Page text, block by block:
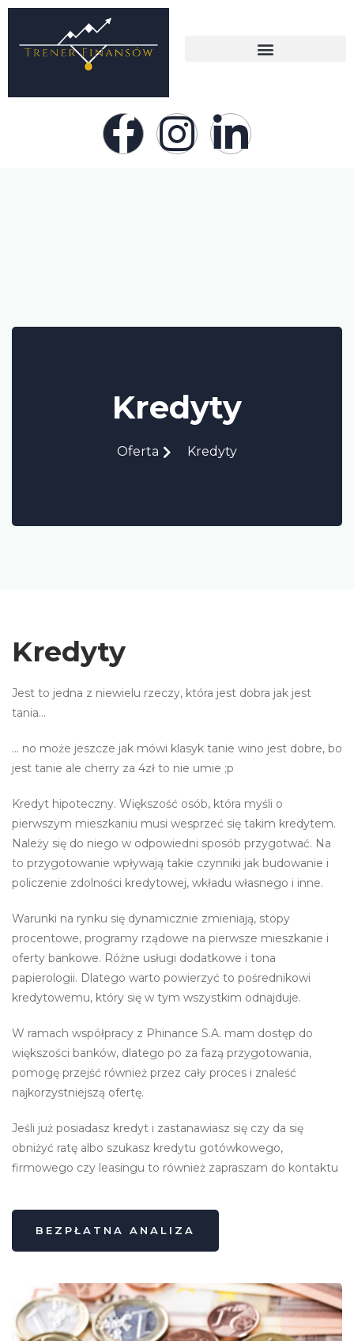
Kredyty
Oferta Kredyty
Kredyty
Jest to jedna z niewielu rzeczy, która jest dobra jak jest
tania…
… no może jeszcze jak mówi klasyk tanie wino jest dobre, bo
jest tanie ale cherry za 4zł to nie umie ;p
Kredyt hipoteczny. Większość osób, która myśli o
pierwszym mieszkaniu musi wesprzeć się takim kredytem.
Należy się do niego w odpowiedni sposób przygotwać. Na
to przygotowanie wpływają takie czynniki jak budowanie i
policzenie zdolności kredytowej, wkładu własnego i inne.
Warunki na rynku się dynamicznie zmieniają, stopy
procentowe, programy rządowe na pierwsze mieszkanie i
oferty bankowe. Różne usługi dodatkowe i tona
papierologii. Dlatego warto powierzyć to pośrednikowi
kredytowemu, który się w tym wszystkim odnajduje.
W ramach współpracy z Phinance S.A. mam dostęp do
większości banków, dlatego po za fazą przygotowania,
pomogę przejść również przez cały proces i znaleść
najkorzystniejszą ofertę.
Jeśli już posiadasz kredyt i zastanawiasz się czy da się
obniżyć ratę albo szukasz kredytu gotówkowego,
firmowego czy leasingu to również zapraszam do kontaktu
BEZPŁATNA ANALIZA